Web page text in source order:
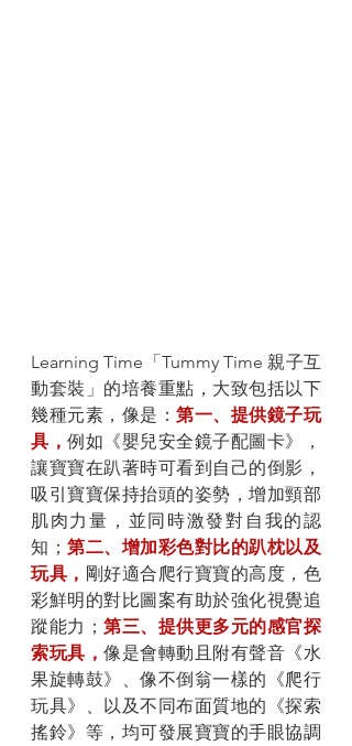
Learning Time「Tummy Time 親子互
動套裝」的培養重點，大致包括以下
幾種元素，像是：第一、提供鏡子玩
具，例如《嬰兒安全鏡子配圖卡》，
讓寶寶在趴著時可看到自己的倒影，
吸引寶寶保持抬頭的姿勢，增加頸部
肌肉力量，並同時激發對自我的認
知； 第二、增加彩色對比的趴枕以及
玩具， 剛好適合爬行寶寶的高度，色
彩鮮明的對比圖案有助於強化視覺追
蹤能力； 第三、提供更多元的感官探
索玩具，像是會轉動且附有聲音《水
果旋轉鼓》、像不倒翁一樣的《爬行
玩具》、以及不同布面質地的《探索
搖鈴》等，均可發展寶寶的手眼協調